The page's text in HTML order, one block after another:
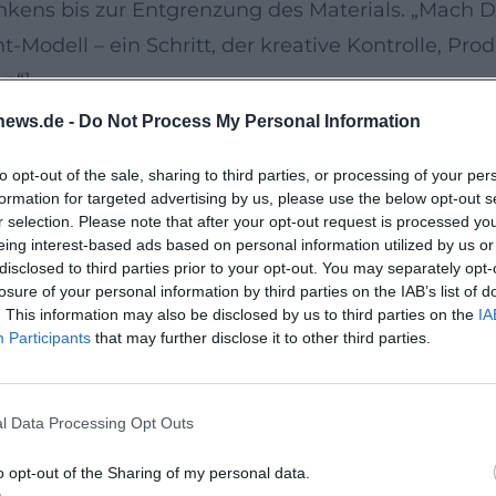
- Do Not Process My Personal Information
opt-out of the sale, sharing to third parties, or processing of your
for targeted advertising by us, please use the below opt-out
selection. Please note that after your opt-out request is processed
interest-based ads based on personal information utilized by us
to third parties prior to your opt-out. You may separately
of your personal information by third parties on the IAB’s list of
This information may also be disclosed by us to third parties on the
Participants that may further disclose it to other third parties.
Data Processing Opt Outs
opt-out of the Sharing of my personal data.
bis zur Entgrenzung des Materials. „Mach
Modell – ein Schritt, der kreative Kontrolle,
einer Reifephase: persönlich, pointiert, nah
und veredelt sie zu Set-ups, die in
entspricht dem Geist einer digitalen
des Stand-up
up-Schule – etwa Dave Chappelle und Louis
Seine Sets beruhen auf
so zu arrangieren, dass es im Saal „klingt“.
Gelassenheit vs. urbane Direktheit,
soziale Netzwerke und
[Quelle belegt in „Quellen“]